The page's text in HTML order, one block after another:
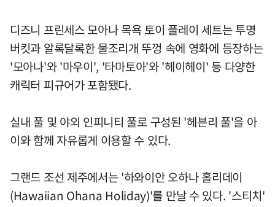
디즈니 프린세스 모아나 목욕 토이 플레이 세트는 투명
버킷과 알록달록한 물조리개 뚜껑 속에 영화에 등장하는
'모아나'와 '마우이', '타마토아'와 '헤이헤이' 등 다양한
캐릭터 피규어가 포함됐다.
실내 풀 및 야외 인피니티 풀로 구성된 '헤븐리 풀'을 아
이와 함께 자유롭게 이용할 수 있다.
그랜드 조선 제주에서는 '하와이안 오하나 홀리데이
(Hawaiian Ohana Holiday)'를 만날 수 있다. '스티치'